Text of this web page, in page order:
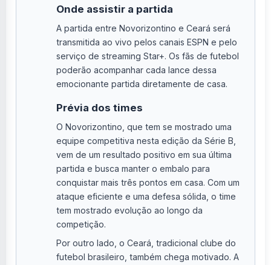
Onde assistir a partida
A partida entre Novorizontino e Ceará será
transmitida ao vivo pelos canais ESPN e pelo
serviço de streaming Star+. Os fãs de futebol
poderão acompanhar cada lance dessa
emocionante partida diretamente de casa.
Prévia dos times
O Novorizontino, que tem se mostrado uma
equipe competitiva nesta edição da Série B,
vem de um resultado positivo em sua última
partida e busca manter o embalo para
conquistar mais três pontos em casa. Com um
ataque eficiente e uma defesa sólida, o time
tem mostrado evolução ao longo da
competição.
Por outro lado, o Ceará, tradicional clube do
futebol brasileiro, também chega motivado. A